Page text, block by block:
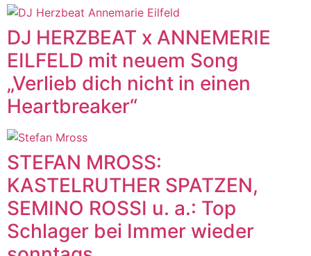
DJ HERZBEAT x ANNEMERIE
EILFELD mit neuem Song
„Verlieb dich nicht in einen
Heartbreaker“
STEFAN MROSS:
KASTELRUTHER SPATZEN,
SEMINO ROSSI u. a.: Top
Schlager bei Immer wieder